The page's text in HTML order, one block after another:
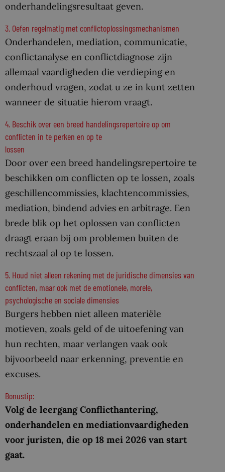
onderhandelingsresultaat geven.
3. Oefen regelmatig met conflictoplossingsmechanismen
Onderhandelen, mediation, communicatie,
conflictanalyse en conflictdiagnose zijn
allemaal vaardigheden die verdieping en
onderhoud vragen, zodat u ze in kunt zetten
wanneer de situatie hierom vraagt.
4. Beschik over een breed handelingsrepertoire op om
conflicten in te perken en op te
lossen
Door over een breed handelingsrepertoire te
beschikken om conflicten op te lossen, zoals
geschillencommissies, klachtencommissies,
mediation, bindend advies en arbitrage. Een
brede blik op het oplossen van conflicten
draagt eraan bij om problemen buiten de
rechtszaal al op te lossen.
5. Houd niet alleen rekening met de juridische dimensies van
conflicten, maar ook met de emotionele, morele,
psychologische en sociale dimensies
Burgers hebben niet alleen materiële
motieven, zoals geld of de uitoefening van
hun rechten, maar verlangen vaak ook
bijvoorbeeld naar erkenning, preventie en
excuses.
Bonustip:
Volg de leergang Conflicthantering,
onderhandelen en mediationvaardigheden
voor juristen, die op 18 mei 2026 van start
gaat.